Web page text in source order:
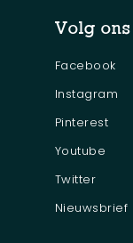
Volg ons
Facebook
Instagram
Pinterest
Youtube
Twitter
Nieuwsbrief